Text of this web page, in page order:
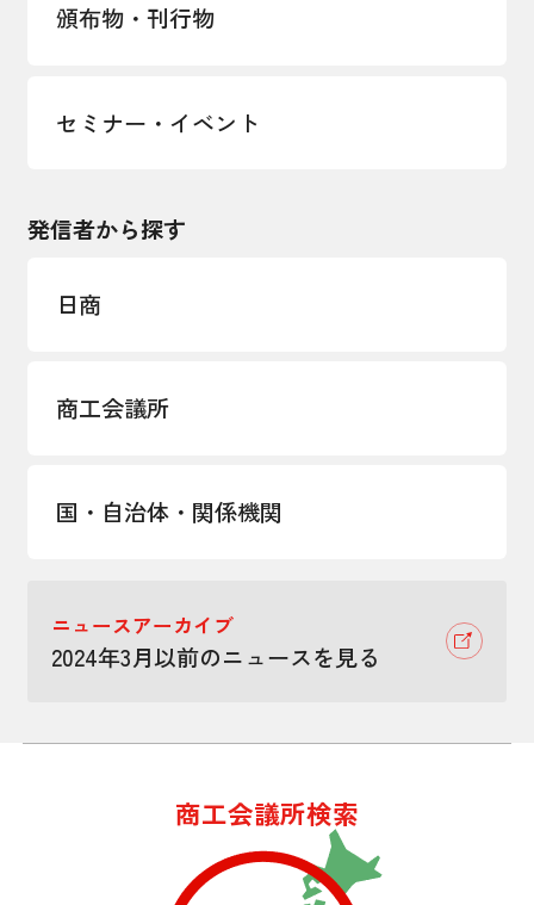
頒布物・刊行物
セミナー・イベント
発信者から探す
日商
商工会議所
国・自治体・関係機関
ニュースアーカイブ
2024年3月以前のニュースを見る
商工会議所検索